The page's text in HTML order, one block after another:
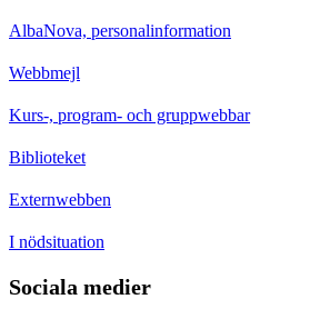
AlbaNova, personalinformation
Webbmejl
Kurs-, program- och gruppwebbar
Biblioteket
Externwebben
I nödsituation
Sociala medier